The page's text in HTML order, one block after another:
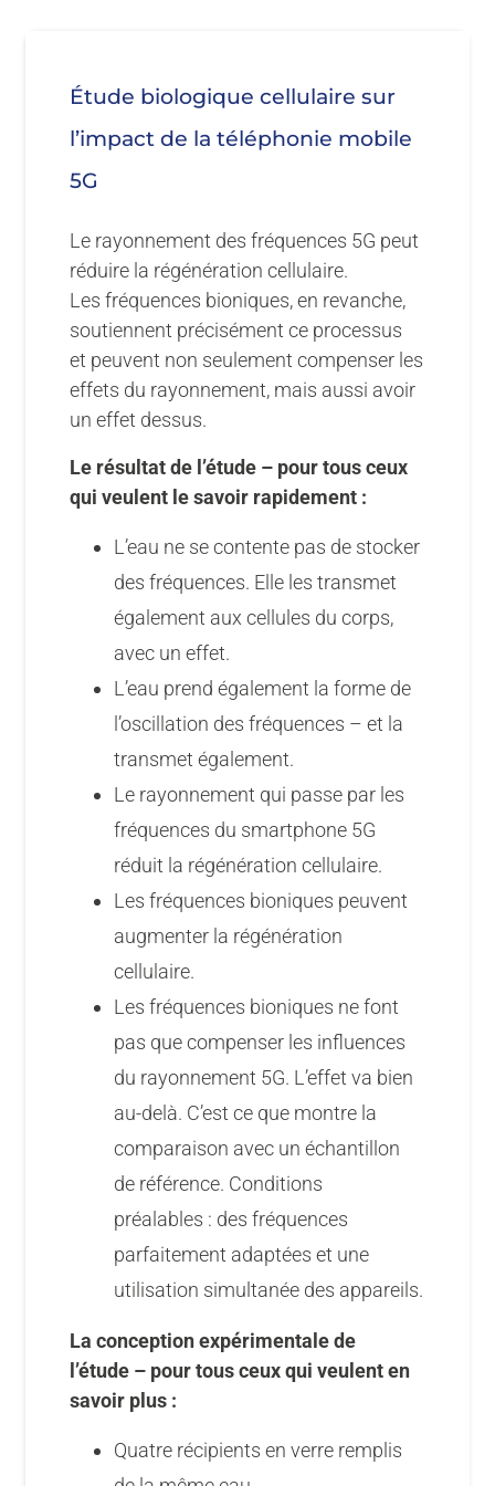
Étude biologique cellulaire sur
l’impact de la téléphonie mobile
5G
Le rayonnement des fréquences 5G peut
réduire la régénération cellulaire.
Les fréquences bioniques, en revanche,
soutiennent précisément ce processus
et peuvent non seulement compenser les
effets du rayonnement, mais aussi avoir
un effet dessus.
Le résultat de l’étude – pour tous ceux
qui veulent le savoir rapidement :
L’eau ne se contente pas de stocker
des fréquences. Elle les transmet
également aux cellules du corps,
avec un effet.
L’eau prend également la forme de
l’oscillation des fréquences – et la
transmet également.
Le rayonnement qui passe par les
fréquences du smartphone 5G
réduit la régénération cellulaire.
Les fréquences bioniques peuvent
augmenter la régénération
cellulaire.
Les fréquences bioniques ne font
pas que compenser les influences
du rayonnement 5G. L’effet va bien
au-delà. C’est ce que montre la
comparaison avec un échantillon
de référence. Conditions
préalables : des fréquences
parfaitement adaptées et une
utilisation simultanée des appareils.
La conception expérimentale de
l’étude – pour tous ceux qui veulent en
savoir plus :
Quatre récipients en verre remplis
Im Anschluss fand eine In-vitro-Untersuchung
Auf Glasträgern wurden Bindegewebszellen
von Nährstofflösungen gezüchtet. Die Lösungen
aus den unterschiedlichen Proben A bis D kam.
Untersucht wurde die Fähigkeit der Zellen zur
Regeneration.
Hinweis: Erkenntnisse aus zellbiologischen